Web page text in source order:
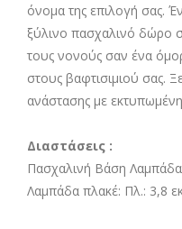
όνομα της επιλογή σας.
ξύλινο πασχαλινό δώρο
τους νονούς σαν ένα
στους βαφτισιμιού σας.
ανάστασης με
Διαστάσεις :
Πασχαλινή Βάση
Λαμπάδα πλακέ: Πλ.: 3,8